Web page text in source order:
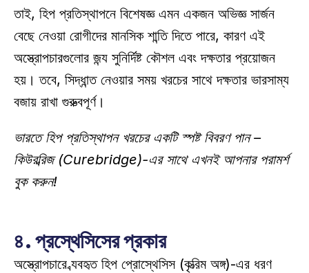
তাই, হিপ প্রতিস্থাপনে বিশেষজ্ঞ এমন একজন অভিজ্ঞ সার্জন
বেছে নেওয়া রোগীদের মানসিক শান্তি দিতে পারে, কারণ এই
অস্ত্রোপচারগুলোর জন্য সুনির্দিষ্ট কৌশল এবং দক্ষতার প্রয়োজন
হয়। তবে, সিদ্ধান্ত নেওয়ার সময় খরচের সাথে দক্ষতার ভারসাম্য
বজায় রাখা গুরুত্বপূর্ণ।
ভারতে হিপ প্রতিস্থাপন খরচের একটি স্পষ্ট বিবরণ পান –
কিউরব্রিজ (Curebridge)-এর সাথে এখনই আপনার পরামর্শ
বুক করুন!
৪. প্রস্থেসিসের প্রকার
অস্ত্রোপচারে ব্যবহৃত হিপ প্রোস্থেসিস (কৃত্রিম অঙ্গ)-এর ধরণ